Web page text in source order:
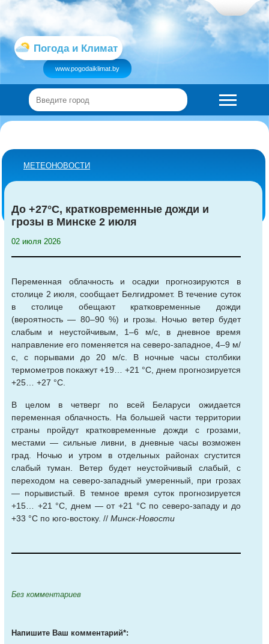
Погода и Климат
www.pogodaiklimat.by
МЕТЕОНОВОСТИ
До +27°С, кратковременные дожди и
грозы в Минске 2 июля
02 июля 2026
Переменная облачность и осадки прогнозируются в
столице 2 июля, сообщает Белгидромет. В течение суток
в столице обещают кратковременные дожди
(вероятность — 80–90 %) и грозы. Ночью ветер будет
слабым и неустойчивым, 1–6 м/с, в дневное время
направление его поменяется на северо-западное, 4–9 м/
с, с порывами до 20 м/с. В ночные часы столбики
термометров покажут +19… +21 °С, днем прогнозируется
+25… +27 °С.
В целом в четверг по всей Беларуси ожидается
переменная облачность. На большей части территории
страны пройдут кратковременные дожди с грозами,
местами — сильные ливни, в дневные часы возможен
град. Ночью и утром в отдельных районах сгустится
слабый туман. Ветер будет неустойчивый слабый, с
переходом на северо-западный умеренный, при грозах
— порывистый. В темное время суток прогнозируется
+15… +21 °С, днем — от +21 °С по северо-западу и до
+33 °С по юго-востоку. // Минск-Новости
Без комментариев
Напишите Ваш комментарий*: